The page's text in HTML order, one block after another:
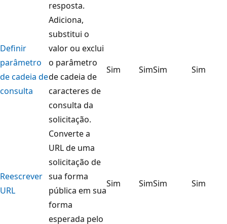
resposta.
Definir
parâmetro
de cadeia de
consulta
Adiciona,
substitui o
valor ou exclui
o parâmetro
de cadeia de
caracteres de
consulta da
solicitação.
Sim SimSim Sim
Reescrever
URL
Converte a
URL de uma
solicitação de
sua forma
pública em sua
forma
esperada pelo
Sim SimSim Sim